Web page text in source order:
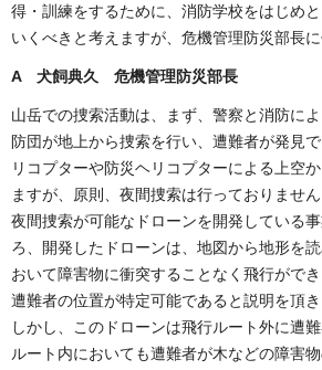
得・訓練をするために、消防学校をはじめ
いくべきと考えますが、危機管理防災部長に
A 犬飼典久 危機管理防災部長
山岳での捜索活動は、まず、警察と消防に
防団が地上から捜索を行い、遭難者が発見
リコプターや防災ヘリコプターによる上空
ますが、原則、夜間捜索は行っておりません
夜間捜索が可能なドローンを開発している
ろ、開発したドローンは、地図から地形を
おいて障害物に衝突することなく飛行がで
遭難者の位置が特定可能であると説明を頂き
しかし、このドローンは飛行ルート外に遭
ルート内においても遭難者が木などの障害